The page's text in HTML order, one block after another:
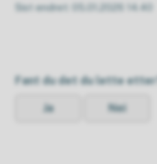
Sist endret
05.01.2026 14.40
Fant du det du lette etter?
Ja Nei